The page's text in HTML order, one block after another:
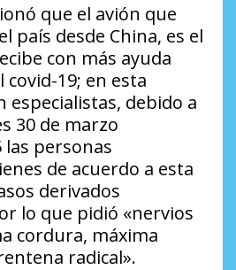
que el avión que
país desde China, es el
con más ayuda
19; en esta
debido a
30 de marzo
personas
de acuerdo a esta
derivados
lo que pidió «nervios
cordura, máxima
radical».